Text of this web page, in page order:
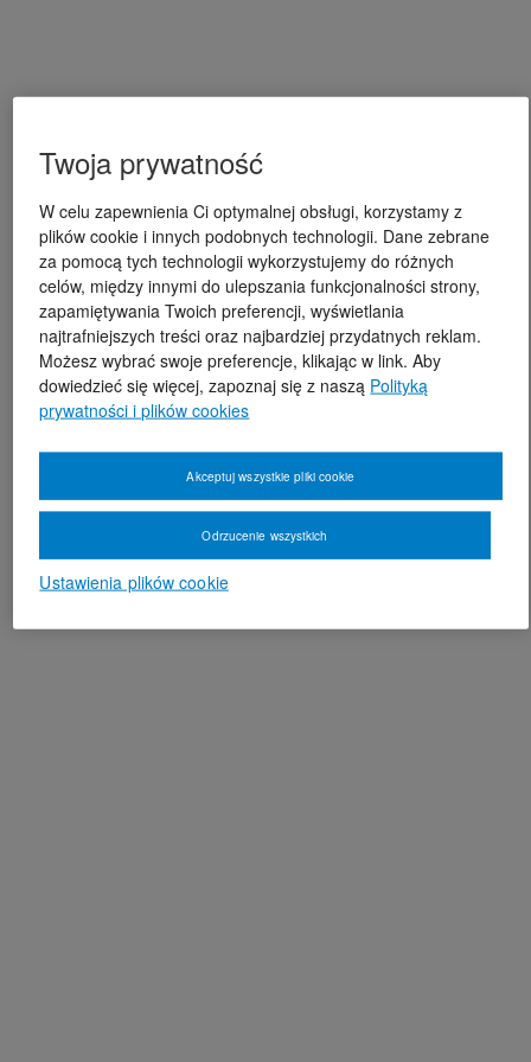
Twoja prywatność
W celu zapewnienia Ci optymalnej obsługi, korzystamy z
plików cookie i innych podobnych technologii. Dane zebrane
za pomocą tych technologii wykorzystujemy do różnych
celów, między innymi do ulepszania funkcjonalności strony,
zapamiętywania Twoich preferencji, wyświetlania
najtrafniejszych treści oraz najbardziej przydatnych reklam.
Możesz wybrać swoje preferencje, klikając w link. Aby
dowiedzieć się więcej, zapoznaj się z naszą Polityką
prywatności i plików cookies
Ustawienia plików cookie
Odrzucenie wszystkich
Akceptuj wszystkie pliki cookie